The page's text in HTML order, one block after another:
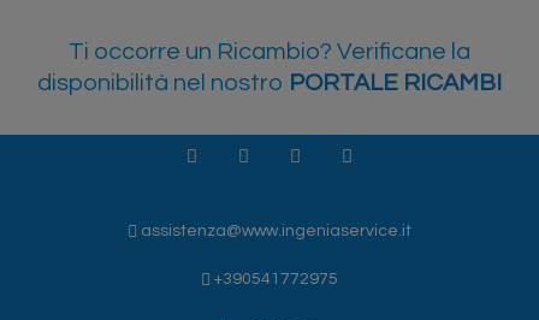
Ti occorre un Ricambio? Verificane la
disponibilità nel nostro PORTALE RICAMBI
assistenza@www.ingeniaservice.it
+390541772975